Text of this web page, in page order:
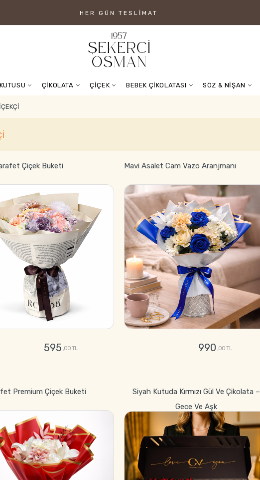
HER GÜN TESLIMAT
ÇİKOLATA ÇİÇEK BEBEK ÇİKOLATASI SÖZ & NİŞAN
Çiçek Buketi
595 ,00 TL
Mavi Asalet Cam Vazo Aranjmanı
990 ,00 TL
Premium Çiçek Buketi
Siyah Kutuda Kırmızı Gül Ve Çikolata –
Gece Ve Aşk